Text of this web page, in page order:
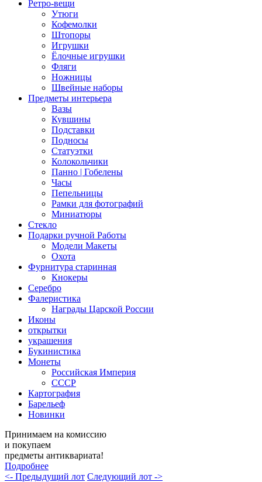
Ретро-вещи
Утюги
Кофемолки
Штопоры
Игрушки
Ёлочные игрушки
Фляги
Ножницы
Швейные наборы
Предметы интерьера
Вазы
Кувшины
Подставки
Подносы
Статуэтки
Колокольчики
Панно | Гобелены
Часы
Пепельницы
Рамки для фотографий
Миниатюры
Стекло
Подарки ручной Работы
Модели Макеты
Охота
Фурнитура старинная
Кнокеры
Серебро
Фалеристика
Награды Царской России
Иконы
открытки
украшения
Букинистика
Монеты
Российская Империя
СССР
Картография
Барельеф
Новинки
Принимаем на комиссию
и покупаем
предметы антиквариата!
Подробнее
<- Предыдущий лот Следующий лот ->